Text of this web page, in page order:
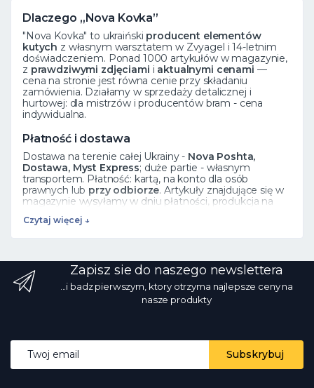
Dlaczego „Nova Kovka”
"Nova Kovka" to ukraiński producent elementów
kutych z własnym warsztatem w Zvyagel i 14-letnim
doświadczeniem. Ponad 1000 artykułów w magazynie,
z prawdziwymi zdjęciami i aktualnymi cenami —
cena na stronie jest równa cenie przy składaniu
zamówienia. Działamy w sprzedaży detalicznej i
hurtowej: dla mistrzów i producentów bram - cena
indywidualna.
Płatność i dostawa
Dostawa na terenie całej Ukrainy - Nova Poshta,
Dostawa, Myst Express; duże partie - własnym
transportem. Płatność: kartą, na konto dla osób
prawnych lub przy odbiorze. Artykuły znajdujące się w
magazynie wysyłamy w dniu płatności, produkcja na
Zobacz też
Często zadawane pytania
Jak zamówić?
Dodaj produkt do koszyka lub zadzwoń
☎ 068 700 10 13 - menadżer potwierdzi dostępność.
dostawy?przez Nova Poshta i inne usługi na terenie
całej Ukrainy; na stanie - w dniu płatności.
Czy zdjęcia i
ceny są prawdziwe?
Tak, zdjęcia są prawdziwe, ceny są
Czytaj więcej ↓
Zapisz sie do naszego newslettera
...i badz pierwszym, ktory otrzyma najlepsze ceny na
nasze produkty
Subskrybuj